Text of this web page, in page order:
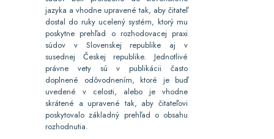
jazyka a vhodne upravené tak, aby čitateľ
dostal do ruky ucelený systém, ktorý mu
poskytne prehľad o rozhodovacej praxi
súdov v Slovenskej republike aj v
susednej Českej republike. Jednotlivé
právne vety sú v publikácii často
doplnené odôvodnením, ktoré je buď
uvedené v celosti, alebo je vhodne
skrátené a upravené tak, aby čitateľovi
poskytovalo základný prehľad o obsahu
rozhodnutia.